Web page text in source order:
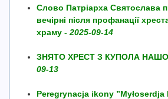
Слово Патріарха Святослава
вечірні після профанації
храму - 2025-09-14
ЗНЯТО ХРЕСТ З КУПОЛА
09-13
Peregrynacja ikony ”Myłoserdja